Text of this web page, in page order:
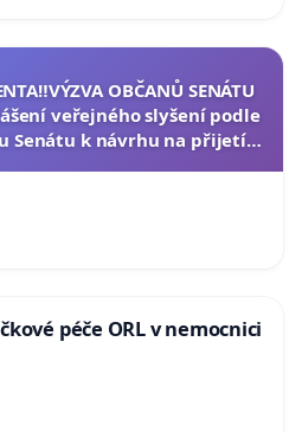
OBČANŮ SENÁTU
veřejného slyšení podle
Senátu k návrhu na přijetí
péče ORL v nemocnici